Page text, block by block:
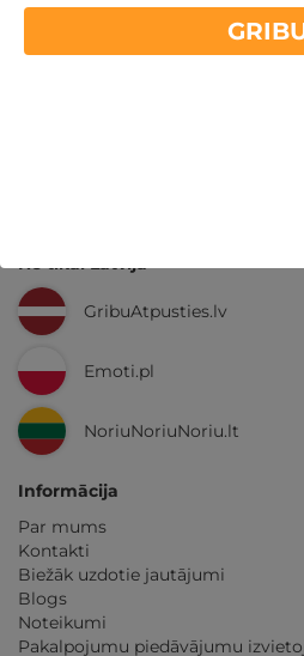
naudas
Ne tikai Latvijā
GribuAtpusties.lv
Emoti.pl
NoriuNoriuNoriu.lt
Informācija
Par mums
Kontakti
Biežāk uzdotie jautājumi
Blogs
Noteikumi
Pakalpojumu piedāvājumu